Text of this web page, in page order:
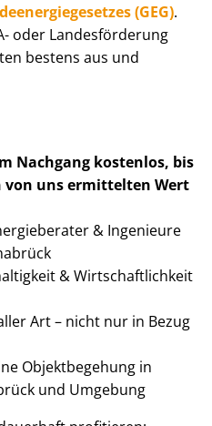
(GEG).
oder Landesförderung
bestens aus und
Nachgang kostenlos, bis
von uns ermittelten Wert
& Ingenieure
& Wirt­schaft­lich­keit
Art – nicht nur in Bezug
Objektbegehung in
und Umgebung